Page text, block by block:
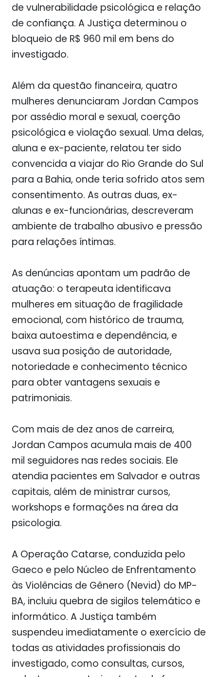
de vulnerabilidade psicológica e relação
de confiança. A Justiça determinou o
bloqueio de R$ 960 mil em bens do
investigado.
Além da questão financeira, quatro
mulheres denunciaram Jordan Campos
por assédio moral e sexual, coerção
psicológica e violação sexual. Uma delas,
aluna e ex-paciente, relatou ter sido
convencida a viajar do Rio Grande do Sul
para a Bahia, onde teria sofrido atos sem
consentimento. As outras duas, ex-
alunas e ex-funcionárias, descreveram
ambiente de trabalho abusivo e pressão
para relações íntimas.
As denúncias apontam um padrão de
atuação: o terapeuta identificava
mulheres em situação de fragilidade
emocional, com histórico de trauma,
baixa autoestima e dependência, e
usava sua posição de autoridade,
notoriedade e conhecimento técnico
para obter vantagens sexuais e
patrimoniais.
Com mais de dez anos de carreira,
Jordan Campos acumula mais de 400
mil seguidores nas redes sociais. Ele
atendia pacientes em Salvador e outras
capitais, além de ministrar cursos,
workshops e formações na área da
psicologia.
A Operação Catarse, conduzida pelo
Gaeco e pelo Núcleo de Enfrentamento
às Violências de Gênero (Nevid) do MP-
BA, incluiu quebra de sigilos telemático e
informático. A Justiça também
suspendeu imediatamente o exercício de
todas as atividades profissionais do
investigado, como consultas, cursos,